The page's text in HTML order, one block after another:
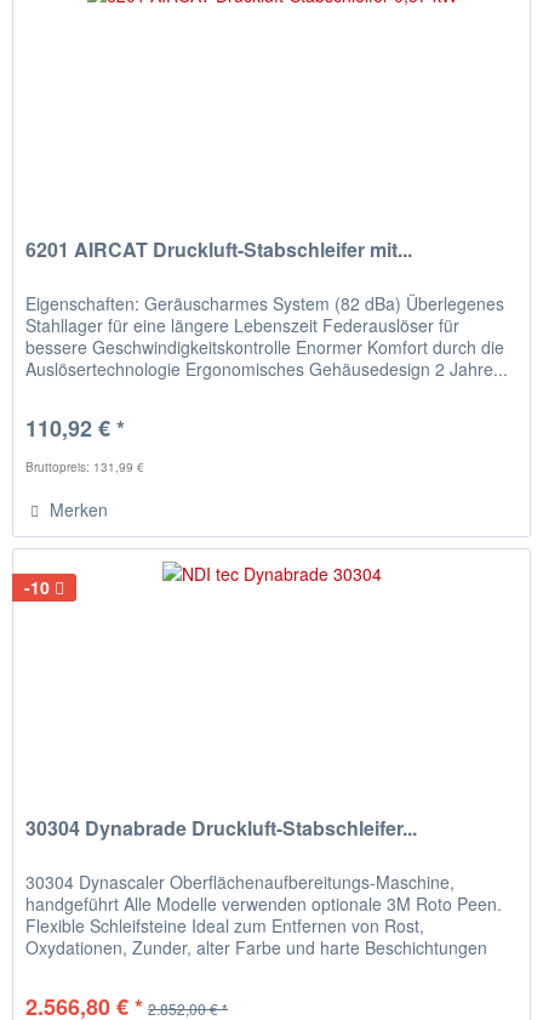
6201 AIRCAT Druckluft-Stabschleifer mit...
Eigenschaften: Geräuscharmes System (82 dBa) Überlegenes
Stahllager für eine längere Lebenszeit Federauslöser für
bessere Geschwindigkeitskontrolle Enormer Komfort durch die
Auslösertechnologie Ergonomisches Gehäusedesign 2 Jahre...
110,92 € *
Bruttopreis: 131,99 €
Merken
-10
30304 Dynabrade Druckluft-Stabschleifer...
30304 Dynascaler Oberflächenaufbereitungs-Maschine,
handgeführt Alle Modelle verwenden optionale 3M Roto Peen.
Flexible Schleifsteine Ideal zum Entfernen von Rost,
Oxydationen, Zunder, alter Farbe und harte Beschichtungen
2.566,80 € * 2.852,00 € *